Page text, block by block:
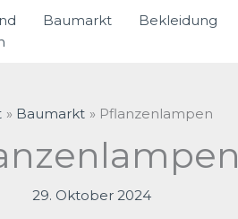
Baumarkt Bekleidung
Baumarkt Pflanzenlampen
29. Oktober 2024